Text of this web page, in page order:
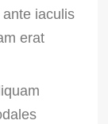
iaculis
erat